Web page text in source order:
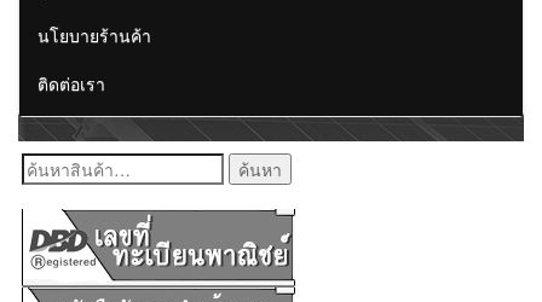
นโยบายร้านค้า
ติดต่อเรา
ค้นหา: